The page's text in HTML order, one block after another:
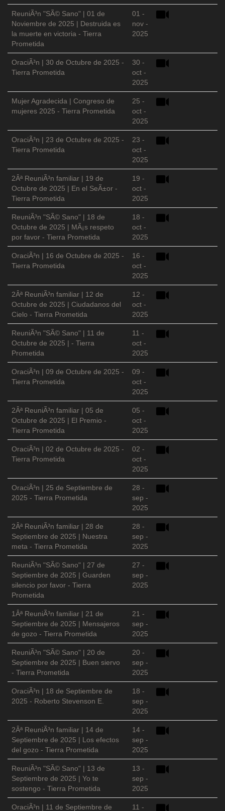
ReuniÃ³n "SÃ© Sano" | 01 de
Noviembre de 2025 | Destruida es
la muerte en victoria - Tierra
Prometida
01 -
nov -
2025
OraciÃ³n | 30 de Octubre de 2025 -
Tierra Prometida
30 -
oct -
2025
Mujer Agradecida | Congreso de
mujeres 2025 - Tierra Prometida
25 -
oct -
2025
OraciÃ³n | 23 de Octubre de 2025 -
Tierra Prometida
23 -
oct -
2025
2Âª ReuniÃ³n familiar | 19 de
Octubre de 2025 | En el SeÃ±or -
Tierra Prometida
19 -
oct -
2025
ReuniÃ³n "SÃ© Sano" | 18 de
Octubre de 2025 | MÃ¡s respeto
por favor - Tierra Prometida
18 -
oct -
2025
OraciÃ³n | 16 de Octubre de 2025 -
Tierra Prometida
16 -
oct -
2025
2Âª ReuniÃ³n familiar | 12 de
Octubre de 2025 | Ciudadanos del
Cielo - Tierra Prometida
12 -
oct -
2025
ReuniÃ³n "SÃ© Sano" | 11 de
Octubre de 2025 | - Tierra
Prometida
11 -
oct -
2025
OraciÃ³n | 09 de Octubre de 2025 -
Tierra Prometida
09 -
oct -
2025
2Âª ReuniÃ³n familiar | 05 de
Octubre de 2025 | El Premio -
Tierra Prometida
05 -
oct -
2025
OraciÃ³n | 02 de Octubre de 2025 -
Tierra Prometida
02 -
oct -
2025
OraciÃ³n | 25 de Septiembre de
2025 - Tierra Prometida
28 -
sep -
2025
2Âª ReuniÃ³n familiar | 28 de
Septiembre de 2025 | Nuestra
meta - Tierra Prometida
28 -
sep -
2025
ReuniÃ³n "SÃ© Sano" | 27 de
Septiembre de 2025 | Guarden
silencio por favor - Tierra
Prometida
27 -
sep -
2025
1Âª ReuniÃ³n familiar | 21 de
Septiembre de 2025 | Mensajeros
de gozo - Tierra Prometida
21 -
sep -
2025
ReuniÃ³n "SÃ© Sano" | 20 de
Septiembre de 2025 | Buen siervo
- Tierra Prometida
20 -
sep -
2025
OraciÃ³n | 18 de Septiembre de
2025 - Roberto Stevenson E.
18 -
sep -
2025
2Âª ReuniÃ³n familiar | 14 de
Septiembre de 2025 | Los efectos
del gozo - Tierra Prometida
14 -
sep -
2025
ReuniÃ³n "SÃ© Sano" | 13 de
Septiembre de 2025 | Yo te
sostengo - Tierra Prometida
13 -
sep -
2025
OraciÃ³n | 11 de Septiembre de 11 -